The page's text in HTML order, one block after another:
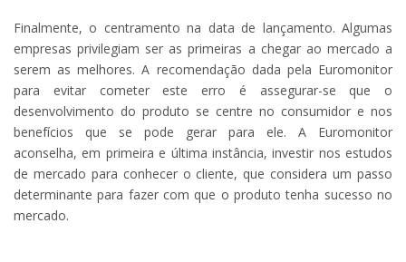
Finalmente, o centramento na data de lançamento. Algumas
empresas privilegiam ser as primeiras a chegar ao mercado a
serem as melhores. A recomendação dada pela Euromonitor
para evitar cometer este erro é assegurar-se que o
desenvolvimento do produto se centre no consumidor e nos
benefícios que se pode gerar para ele. A Euromonitor
aconselha, em primeira e última instância, investir nos estudos
de mercado para conhecer o cliente, que considera um passo
determinante para fazer com que o produto tenha sucesso no
mercado.